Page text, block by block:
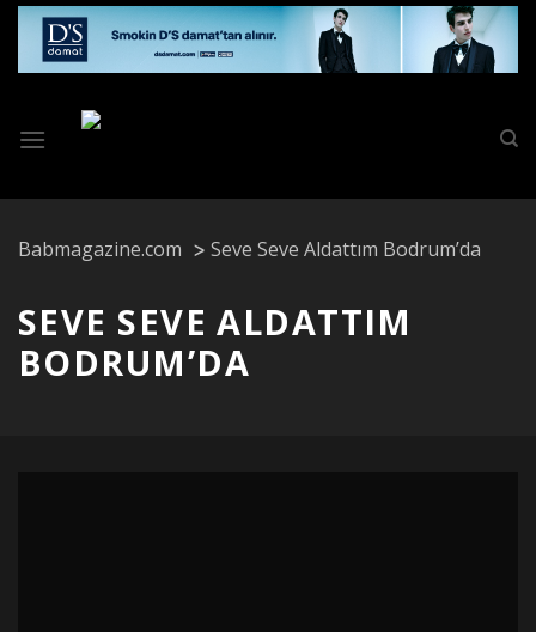
Skip
content
Babmagazine.com Seve Seve Aldattım Bodrum’da
SEVE SEVE ALDATTIM
BODRUM’DA